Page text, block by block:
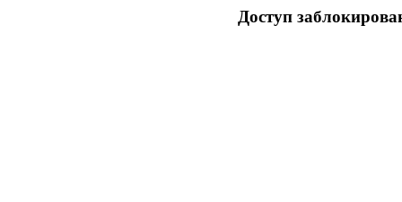
Доступ